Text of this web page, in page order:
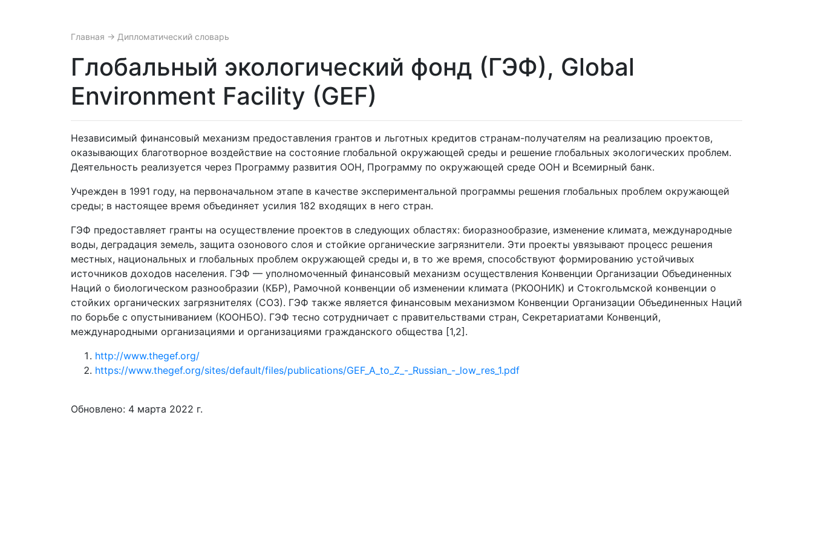
Главная → Дипломатический словарь
Глобальный экологический фонд (ГЭФ), Global
Environment Facility (GEF)
Независимый финансовый механизм предоставления грантов и льготных кредитов странам-получателям на реализацию проектов,
оказывающих благотворное воздействие на состояние глобальной окружающей среды и решение глобальных экологических проблем.
Деятельность реализуется через Программу развития ООН, Программу по окружающей среде ООН и Всемирный банк.
Учрежден в 1991 году, на первоначальном этапе в качестве экспериментальной программы решения глобальных проблем окружающей
среды; в настоящее время объединяет усилия 182 входящих в него стран.
ГЭФ предоставляет гранты на осуществление проектов в следующих областях: биоразнообразие, изменение климата, международные
воды, деградация земель, защита озонового слоя и стойкие органические загрязнители. Эти проекты увязывают процесс решения
местных, национальных и глобальных проблем окружающей среды и, в то же время, способствуют формированию устойчивых
источников доходов населения. ГЭФ — уполномоченный финансовый механизм осуществления Конвенции Организации Объединенных
Наций о биологическом разнообразии (КБР), Рамочной конвенции об изменении климата (РКООНИК) и Стокгольмской конвенции о
стойких органических загрязнителях (СОЗ). ГЭФ также является финансовым механизмом Конвенции Организации Объединенных Наций
по борьбе с опустыниванием (КООНБО). ГЭФ тесно сотрудничает с правительствами стран, Секретариатами Конвенций,
международными организациями и организациями гражданского общества [1,2].
http://www.thegef.org/
https://www.thegef.org/sites/default/files/publications/GEF_A_to_Z_-_Russian_-_low_res_1.pdf
Обновлено: 4 марта 2022 г.